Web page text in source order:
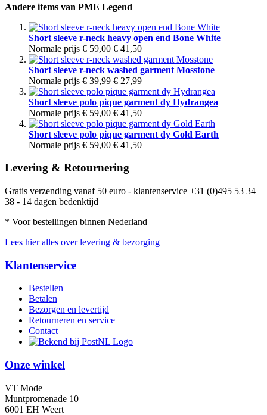
Andere items van PME Legend
Short sleeve r-neck heavy open end Bone White
Normale prijs € 59,00 € 41,50
Short sleeve r-neck washed garment Mosstone
Normale prijs € 39,99 € 27,99
Short sleeve polo pique garment dy Hydrangea
Normale prijs € 59,00 € 41,50
Short sleeve polo pique garment dy Gold Earth
Normale prijs € 59,00 € 41,50
Levering & Retournering
Gratis verzending vanaf 50 euro - klantenservice +31 (0)495 53 34
38 - 14 dagen bedenktijd
* Voor bestellingen binnen Nederland
Lees hier alles over levering & bezorging
Klantenservice
Bestellen
Betalen
Bezorgen en levertijd
Retourneren en service
Contact
Onze winkel
VT Mode
Muntpromenade 10
6001 EH Weert